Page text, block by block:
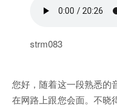
strm083
您好，随着这一段熟悉的
在网路上跟您会面。不晓